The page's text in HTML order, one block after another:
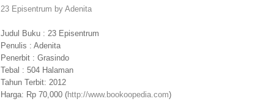
23 Episentrum by Adenita
Judul Buku : 23 Episentrum
Penulis : Adenita
Penerbit : Grasindo
Tebal : 504 Halaman
Tahun Terbit: 2012
Harga: Rp 70,000 (http://www.bookoopedia.com)